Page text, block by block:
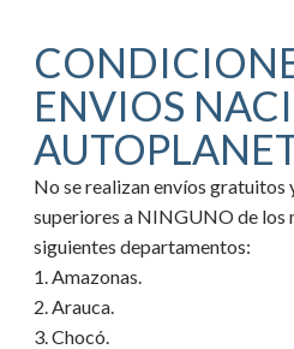
ENVIOS
No se realizan envíos gratuitos
superiores a NINGUNO de los
siguientes departamentos:
1. Amazonas.
2. Arauca.
3. Chocó.